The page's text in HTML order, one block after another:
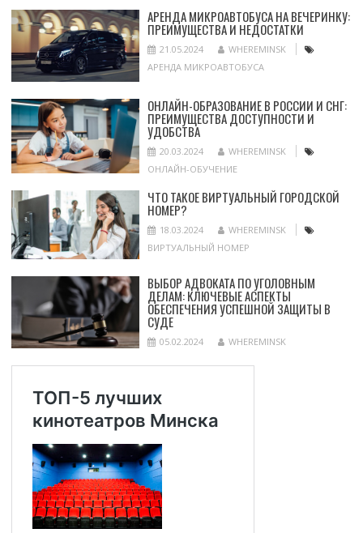
АРЕНДА МИКРОАВТОБУСА НА ВЕЧЕРИНКУ:
ПРЕИМУЩЕСТВА И НЕДОСТАТКИ
21.05.2024
WHEREMINSK
АРЕНДА МИКРОАВТОБУСА
ОНЛАЙН-ОБРАЗОВАНИЕ В РОССИИ И СНГ:
ПРЕИМУЩЕСТВА ДОСТУПНОСТИ И
УДОБСТВА
20.03.2024
WHEREMINSK
ОНЛАЙН-ОБУЧЕНИЕ
ЧТО ТАКОЕ ВИРТУАЛЬНЫЙ ГОРОДСКОЙ
НОМЕР?
18.03.2024
WHEREMINSK
ВИРТУАЛЬНЫЙ НОМЕР
ВЫБОР АДВОКАТА ПО УГОЛОВНЫМ
ДЕЛАМ: КЛЮЧЕВЫЕ АСПЕКТЫ
ОБЕСПЕЧЕНИЯ УСПЕШНОЙ ЗАЩИТЫ В
СУДЕ
05.02.2024 WHEREMINSK